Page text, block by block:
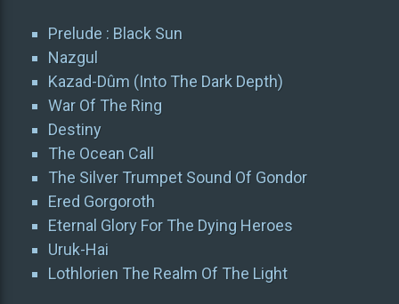
Prelude : Black Sun
Nazgul
Kazad-Dûm (Into The Dark Depth)
War Of The Ring
Destiny
The Ocean Call
The Silver Trumpet Sound Of Gondor
Ered Gorgoroth
Eternal Glory For The Dying Heroes
Uruk-Hai
Lothlorien The Realm Of The Light